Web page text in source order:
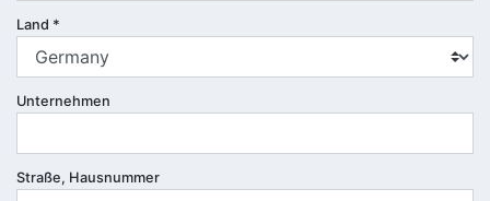
Land *
Unternehmen
Straße, Hausnummer